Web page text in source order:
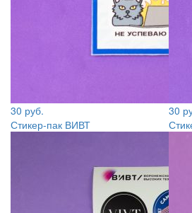
30 руб.
Стикер-пак ВИВТ
30